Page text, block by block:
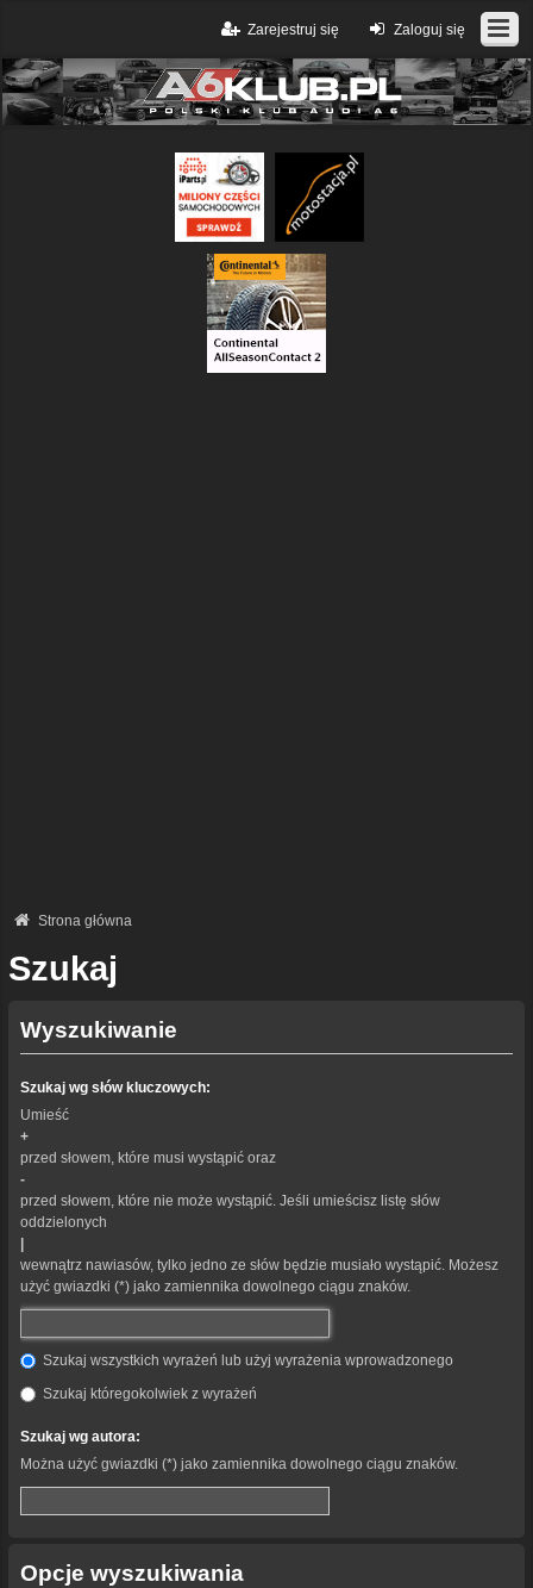
Zaloguj się
Zarejestruj się
Strona główna
Szukaj
Wyszukiwanie
Szukaj wg słów kluczowych:
Umieść
+
przed słowem, które musi wystąpić oraz
-
przed słowem, które nie może wystąpić. Jeśli umieścisz listę słów
oddzielonych
wewnątrz nawiasów, tylko jedno ze słów będzie musiało wystąpić. Możesz
użyć gwiazdki (*) jako zamiennika dowolnego ciągu znaków.
Szukaj wszystkich wyrażeń lub użyj wyrażenia wprowadzonego
Szukaj któregokolwiek z wyrażeń
Szukaj wg autora:
Można użyć gwiazdki (*) jako zamiennika dowolnego ciągu znaków.
Opcje wyszukiwania